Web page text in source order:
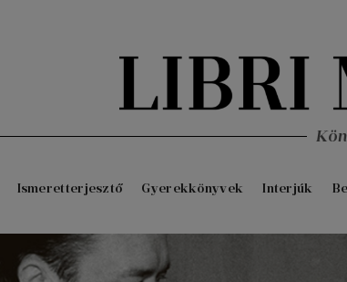
Ismeretterjesztő Gyerekkönyvek Interjúk